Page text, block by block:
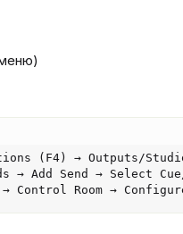
(F4) → Outputs/
→ Add Send → Select
Control Room →